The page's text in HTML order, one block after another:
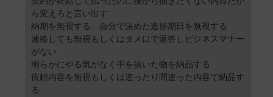
ら変えろと言い出す
納期を無視する、自分で決めた進捗期日を無視する
連絡しても無視もしくはタメ口で返答しビジネスマナー
がない
明らかにやる気がなく手を抜いた物を納品する
依頼内容を無視もしくは違ったり間違った内容で納品す
る